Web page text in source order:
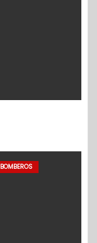
BOMBEROS